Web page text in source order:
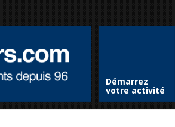
Démarrez
votre activité